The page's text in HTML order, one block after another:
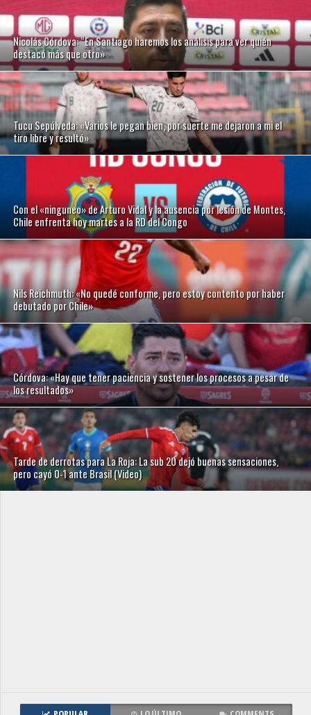
Nicolás Córdova: “En Santiago haremos los análisis para ver quién
destacó más que otro»
Tucu Sepúlveda: «Varios le pegan bien, por suerte me dejaron a mi el
tiro libre y resultó»
Con el «ninguneo» de Arturo Vidal y la ausencia por lesión de Montes,
Chile enfrenta hoy martes a la RD del Congo
Nils Reichmuth: «No quedé conforme, pero estoy contento por haber
debutado por Chile»
Córdova: «Hay que tener paciencia y sostener los procesos a pesar de
los resultados»
Tarde de derrotas para La Roja: La sub 20 dejó buenas sensaciones,
pero cayó 0-1 ante Brasil (Video)